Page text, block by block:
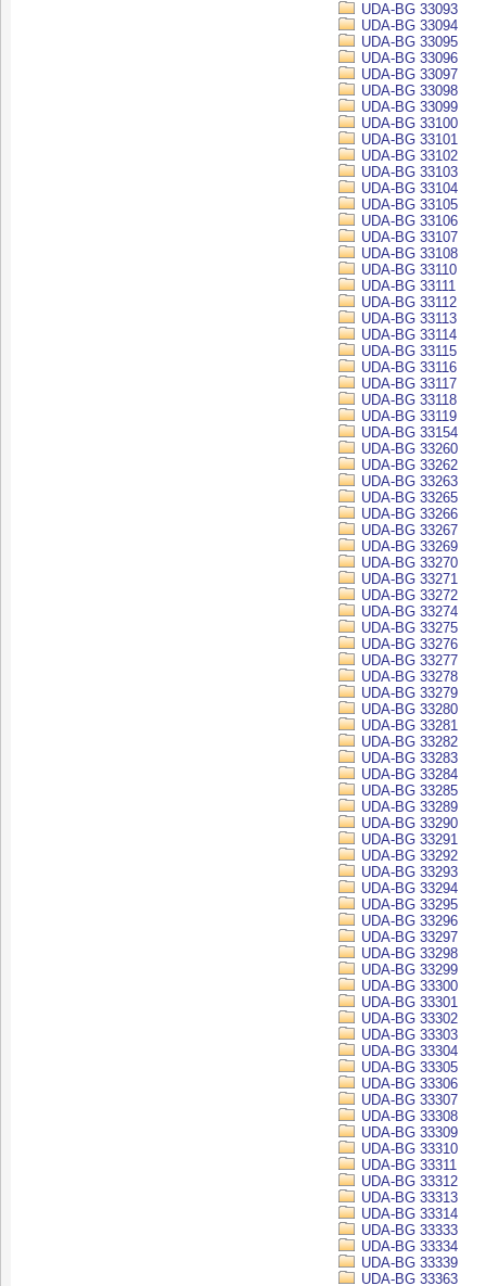
UDA-BG 33093
UDA-BG 33094
UDA-BG 33095
UDA-BG 33096
UDA-BG 33097
UDA-BG 33098
UDA-BG 33099
UDA-BG 33100
UDA-BG 33101
UDA-BG 33102
UDA-BG 33103
UDA-BG 33104
UDA-BG 33105
UDA-BG 33106
UDA-BG 33107
UDA-BG 33108
UDA-BG 33110
UDA-BG 33111
UDA-BG 33112
UDA-BG 33113
UDA-BG 33114
UDA-BG 33115
UDA-BG 33116
UDA-BG 33117
UDA-BG 33118
UDA-BG 33119
UDA-BG 33154
UDA-BG 33260
UDA-BG 33262
UDA-BG 33263
UDA-BG 33265
UDA-BG 33266
UDA-BG 33267
UDA-BG 33269
UDA-BG 33270
UDA-BG 33271
UDA-BG 33272
UDA-BG 33274
UDA-BG 33275
UDA-BG 33276
UDA-BG 33277
UDA-BG 33278
UDA-BG 33279
UDA-BG 33280
UDA-BG 33281
UDA-BG 33282
UDA-BG 33283
UDA-BG 33284
UDA-BG 33285
UDA-BG 33289
UDA-BG 33290
UDA-BG 33291
UDA-BG 33292
UDA-BG 33293
UDA-BG 33294
UDA-BG 33295
UDA-BG 33296
UDA-BG 33297
UDA-BG 33298
UDA-BG 33299
UDA-BG 33300
UDA-BG 33301
UDA-BG 33302
UDA-BG 33303
UDA-BG 33304
UDA-BG 33305
UDA-BG 33306
UDA-BG 33307
UDA-BG 33308
UDA-BG 33309
UDA-BG 33310
UDA-BG 33311
UDA-BG 33312
UDA-BG 33313
UDA-BG 33314
UDA-BG 33333
UDA-BG 33334
UDA-BG 33339
UDA-BG 33363